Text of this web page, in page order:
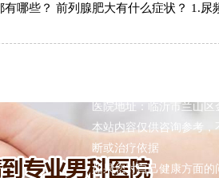
哪些？ 前列腺肥大有什么症状？ 1.尿
门诊时间：8:00 - 20:00（
医院地址：临沂市兰山区
本站内容仅供咨询参考
断或治疗依据
如果您对自己健康方面的